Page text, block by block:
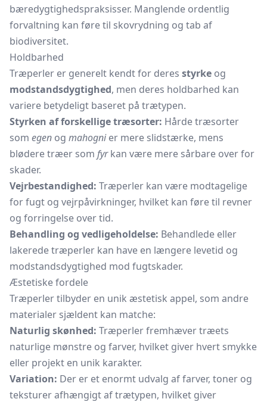
bæredygtighedspraksisser. Manglende ordentlig
forvaltning kan føre til skovrydning og tab af
biodiversitet.
Holdbarhed
Træperler er generelt kendt for deres styrke og
modstandsdygtighed, men deres holdbarhed kan
variere betydeligt baseret på trætypen.
Styrken af forskellige træsorter: Hårde træsorter
som egen og mahognier mere slidstærke, mens
blødere træer som fyrkan være mere sårbare over for
skader.
Vejrbestandighed: Træperler kan være modtagelige
for fugt og vejrpåvirkninger, hvilket kan føre til revner
og forringelse over tid.
Behandling og vedligeholdelse: Behandlede eller
lakerede træperler kan have en længere levetid og
modstandsdygtighed mod fugtskader.
Æstetiske fordele
Træperler tilbyder en unik æstetisk appel, som andre
materialer sjældent kan matche:
Naturlig skønhed: Træperler fremhæver træets
naturlige mønstre og farver, hvilket giver hvert smykke
eller projekt en unik karakter.
Variation: Der er et enormt udvalg af farver, toner og
teksturer afhængigt af trætypen, hvilket giver